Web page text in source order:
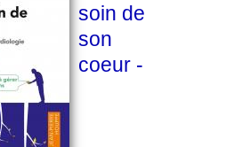
soin de
son
coeur -